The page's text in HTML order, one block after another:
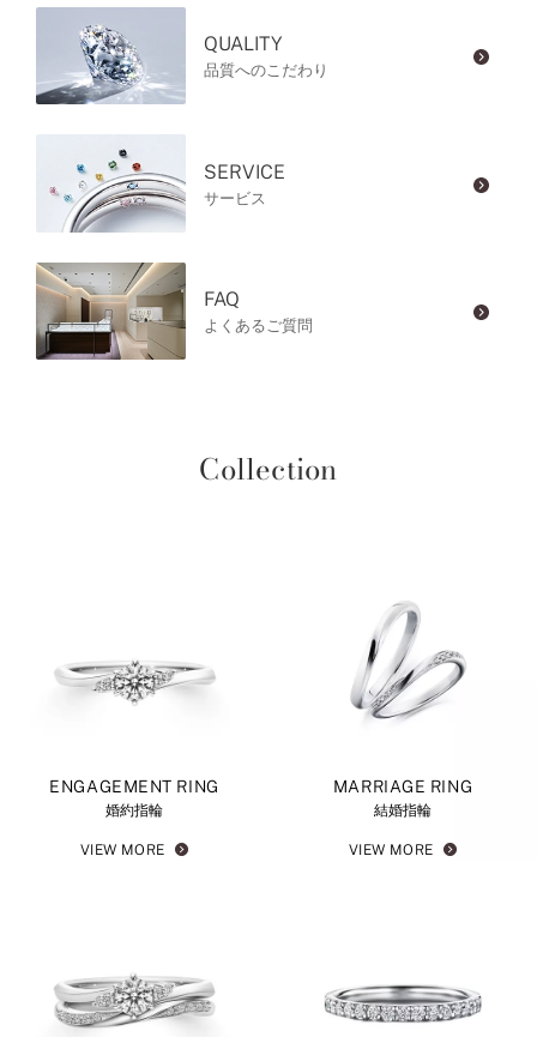
QUALITY
品質へのこだわり
SERVICE
サービス
FAQ
よくあるご質問
Collection
ENGAGEMENT RING
婚約指輪
VIEW MORE
MARRIAGE RING
結婚指輪
VIEW MORE